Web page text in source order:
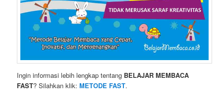
Ingin informasi lebih lengkap tentang BELAJAR MEMBACA
FAST? Silahkan klik:METODE FAST.